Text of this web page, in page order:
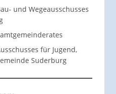
und Wegeausschusses
für Jugend,
Suderburg